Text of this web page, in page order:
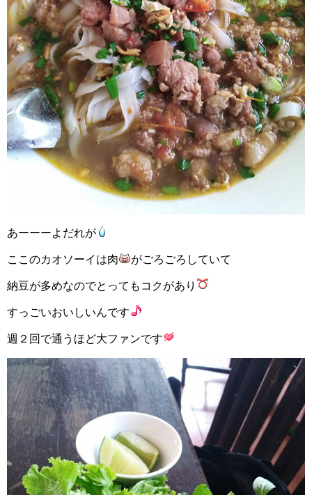
あーーーよだれが
ここのカオソーイは肉 がごろごろしていて
納豆が多めなのでとってもコクがあり
すっごいおいしいんです
週２回で通うほど大ファンです